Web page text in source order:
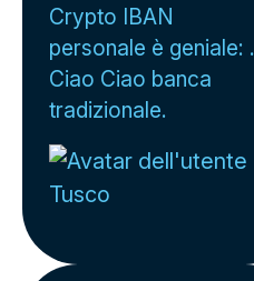
Crypto IBAN
personale è geniale: .
Ciao Ciao banca
tradizionale.
Tusco